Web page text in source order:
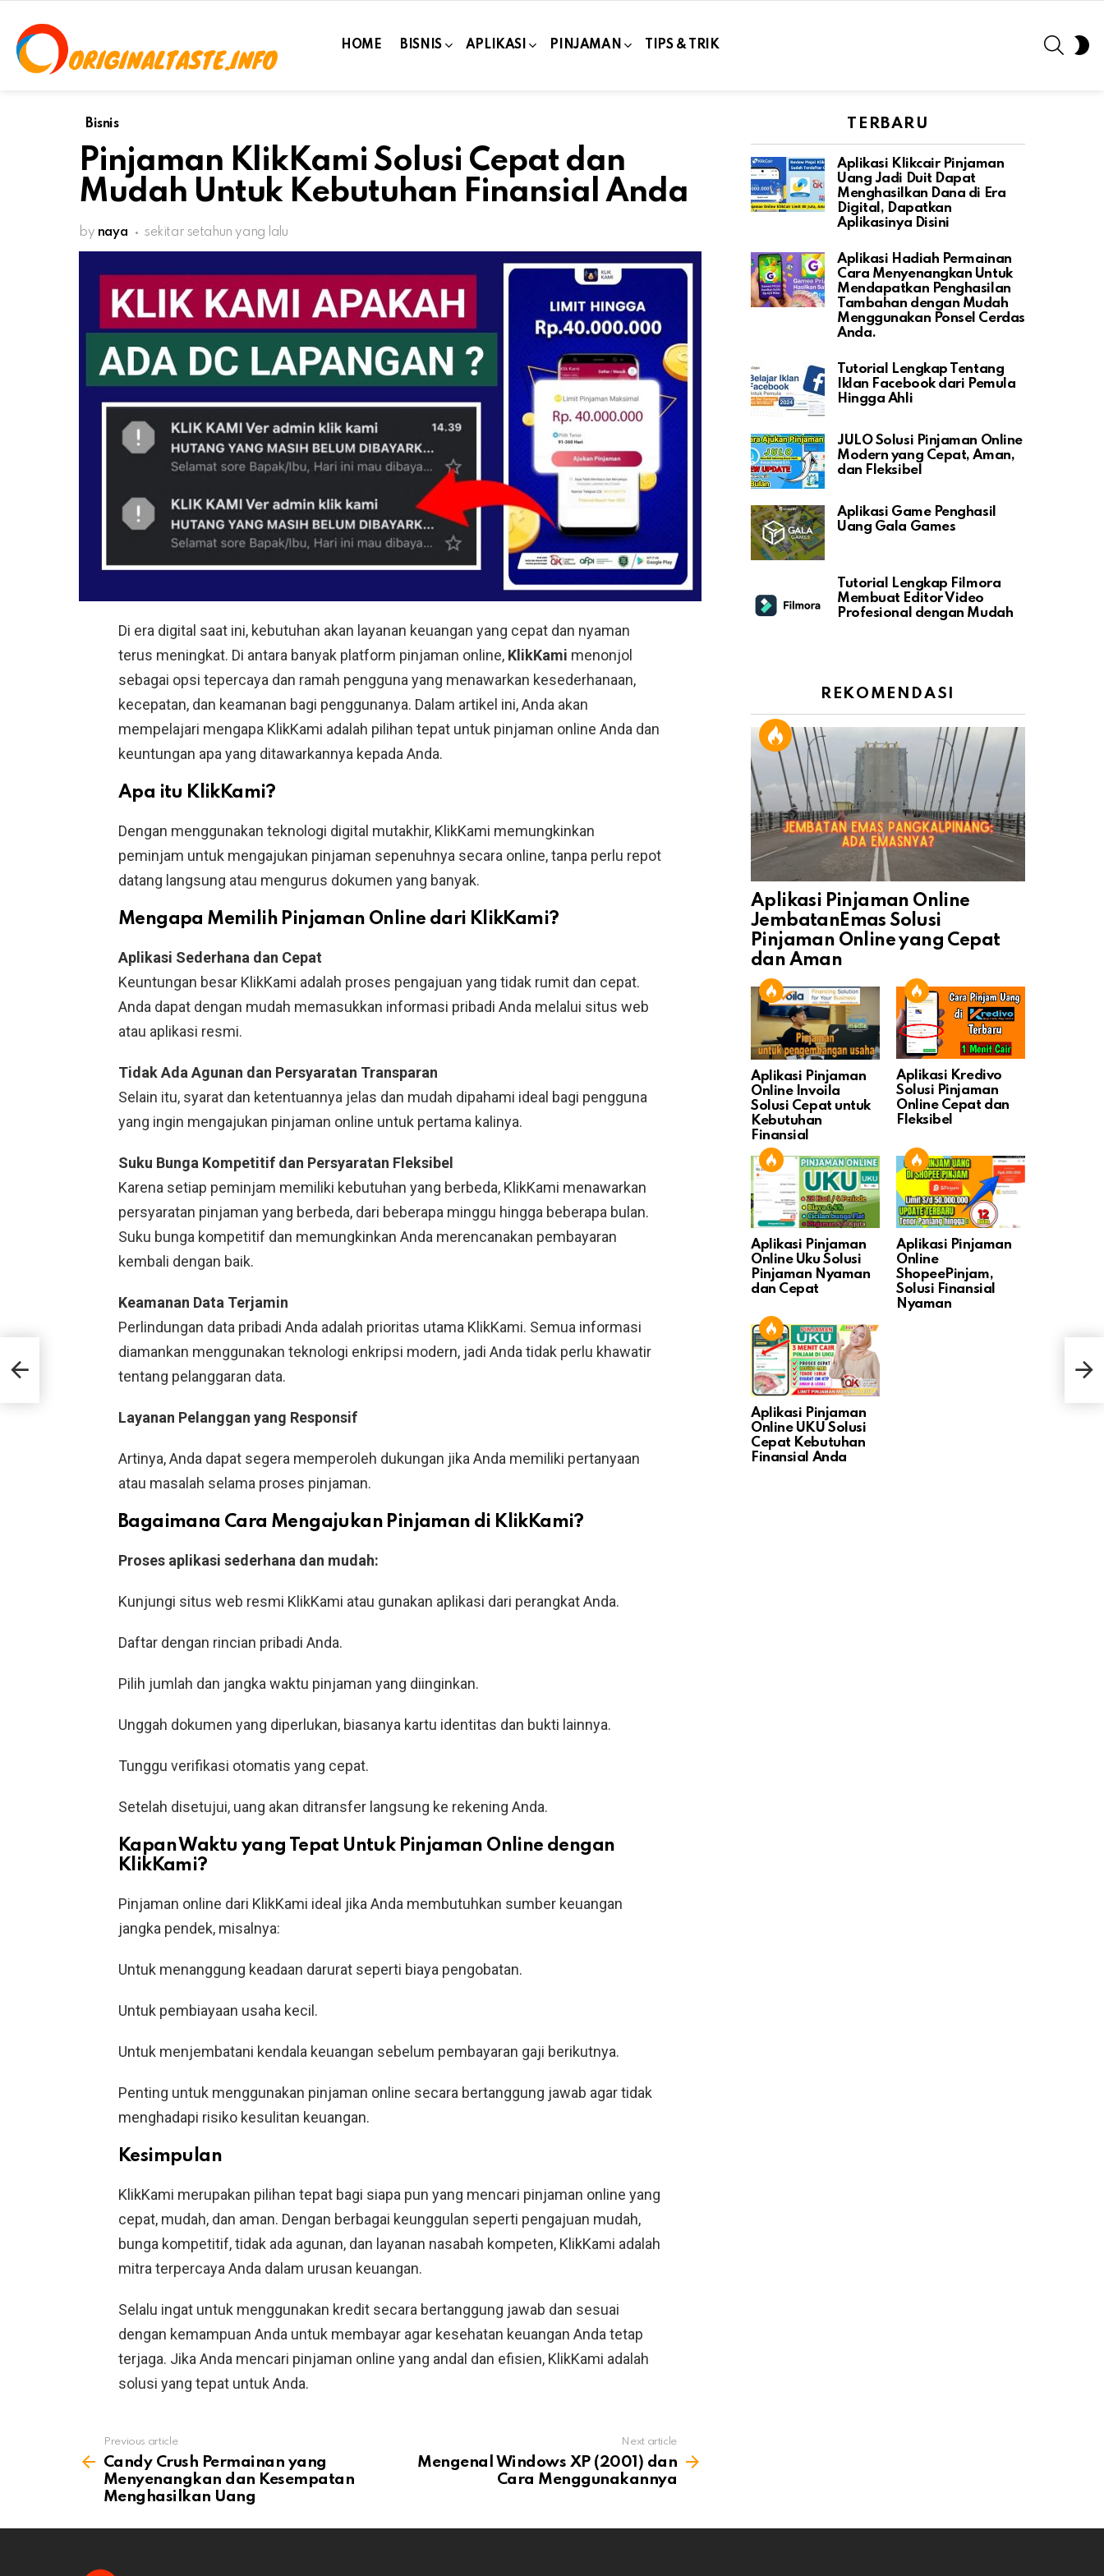
HOME BISNIS APLIKASI PINJAMAN TIPS & TRIK
Bisnis
Pinjaman KlikKami Solusi Cepat dan
Mudah Untuk Kebutuhan Finansial Anda
by naya sekitar setahun yang lalu
Di era digital saat ini, kebutuhan akan layanan keuangan yang cepat dan nyaman
terus meningkat. Di antara banyak platform pinjaman online, KlikKami menonjol
sebagai opsi tepercaya dan ramah pengguna yang menawarkan kesederhanaan,
kecepatan, dan keamanan bagi penggunanya. Dalam artikel ini, Anda akan
mempelajari mengapa KlikKami adalah pilihan tepat untuk pinjaman online Anda dan
keuntungan apa yang ditawarkannya kepada Anda.
Apa itu KlikKami?
Dengan menggunakan teknologi digital mutakhir, KlikKami memungkinkan
peminjam untuk mengajukan pinjaman sepenuhnya secara online, tanpa perlu repot
datang langsung atau mengurus dokumen yang banyak.
Mengapa Memilih Pinjaman Online dari KlikKami?
Aplikasi Sederhana dan Cepat
Keuntungan besar KlikKami adalah proses pengajuan yang tidak rumit dan cepat.
Anda dapat dengan mudah memasukkan informasi pribadi Anda melalui situs web
atau aplikasi resmi.
Tidak Ada Agunan dan Persyaratan Transparan
Selain itu, syarat dan ketentuannya jelas dan mudah dipahami ideal bagi pengguna
yang ingin mengajukan pinjaman online untuk pertama kalinya.
Suku Bunga Kompetitif dan Persyaratan Fleksibel
Karena setiap peminjam memiliki kebutuhan yang berbeda, KlikKami menawarkan
persyaratan pinjaman yang berbeda, dari beberapa minggu hingga beberapa bulan.
Suku bunga kompetitif dan memungkinkan Anda merencanakan pembayaran
kembali dengan baik.
Keamanan Data Terjamin
Perlindungan data pribadi Anda adalah prioritas utama KlikKami. Semua informasi
diamankan menggunakan teknologi enkripsi modern, jadi Anda tidak perlu khawatir
tentang pelanggaran data.
Layanan Pelanggan yang Responsif
Artinya, Anda dapat segera memperoleh dukungan jika Anda memiliki pertanyaan
atau masalah selama proses pinjaman.
Bagaimana Cara Mengajukan Pinjaman di KlikKami?
Proses aplikasi sederhana dan mudah:
Kunjungi situs web resmi KlikKami atau gunakan aplikasi dari perangkat Anda.
Daftar dengan rincian pribadi Anda.
Pilih jumlah dan jangka waktu pinjaman yang diinginkan.
Unggah dokumen yang diperlukan, biasanya kartu identitas dan bukti lainnya.
Tunggu verifikasi otomatis yang cepat.
Setelah disetujui, uang akan ditransfer langsung ke rekening Anda.
Kapan Waktu yang Tepat Untuk Pinjaman Online dengan
KlikKami?
Pinjaman online dari KlikKami ideal jika Anda membutuhkan sumber keuangan
jangka pendek, misalnya:
Untuk menanggung keadaan darurat seperti biaya pengobatan.
Untuk pembiayaan usaha kecil.
Untuk menjembatani kendala keuangan sebelum pembayaran gaji berikutnya.
Penting untuk menggunakan pinjaman online secara bertanggung jawab agar tidak
menghadapi risiko kesulitan keuangan.
Kesimpulan
KlikKami merupakan pilihan tepat bagi siapa pun yang mencari pinjaman online yang
cepat, mudah, dan aman. Dengan berbagai keunggulan seperti pengajuan mudah,
bunga kompetitif, tidak ada agunan, dan layanan nasabah kompeten, KlikKami adalah
mitra terpercaya Anda dalam urusan keuangan.
Selalu ingat untuk menggunakan kredit secara bertanggung jawab dan sesuai
dengan kemampuan Anda untuk membayar agar kesehatan keuangan Anda tetap
terjaga. Jika Anda mencari pinjaman online yang andal dan efisien, KlikKami adalah
solusi yang tepat untuk Anda.
more
Previous article
Candy Crush Permainan yang
Menyenangkan dan Kesempatan
Menghasilkan Uang
Next article
Mengenal Windows XP (2001) dan
Cara Menggunakannya
TERBARU
Aplikasi Klikcair Pinjaman
Uang Jadi Duit Dapat
Menghasilkan Dana di Era
Digital, Dapatkan
Aplikasinya Disini
Aplikasi Hadiah Permainan
Cara Menyenangkan Untuk
Mendapatkan Penghasilan
Tambahan dengan Mudah
Menggunakan Ponsel Cerdas
Anda.
Tutorial Lengkap Tentang
Iklan Facebook dari Pemula
Hingga Ahli
JULO Solusi Pinjaman Online
Modern yang Cepat, Aman,
dan Fleksibel
Aplikasi Game Penghasil
Uang Gala Games
Tutorial Lengkap Filmora
Membuat Editor Video
Profesional dengan Mudah
REKOMENDASI
Aplikasi Pinjaman Online
JembatanEmas Solusi
Pinjaman Online yang Cepat
dan Aman
Aplikasi Pinjaman
Online Invoila
Solusi Cepat untuk
Kebutuhan
Finansial
Aplikasi Kredivo
Solusi Pinjaman
Online Cepat dan
Fleksibel
Aplikasi Pinjaman
Online Uku Solusi
Pinjaman Nyaman
dan Cepat
Aplikasi Pinjaman
Online
ShopeePinjam,
Solusi Finansial
Nyaman
Aplikasi Pinjaman
Online UKU Solusi
Cepat Kebutuhan
Finansial Anda